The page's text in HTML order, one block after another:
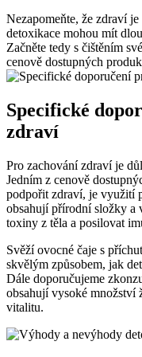
Nezapomeňte, že zdraví
detoxikace mohou mít
Začněte tedy s čištěním
cenově dostupných
Specifické
zdraví
Pro zachování zdraví je
Jedním z cenově
podpořit zdraví, je využití
obsahují přírodní složky a
toxiny z těla a posilovat
Svěží ovocné čaje s
skvělým způsobem, jak
Dále doporučujeme
obsahují vysoké množství
vitalitu.